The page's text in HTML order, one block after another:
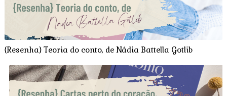
{Resenha} Teoria do conto, de Nádia Battella Gotlib